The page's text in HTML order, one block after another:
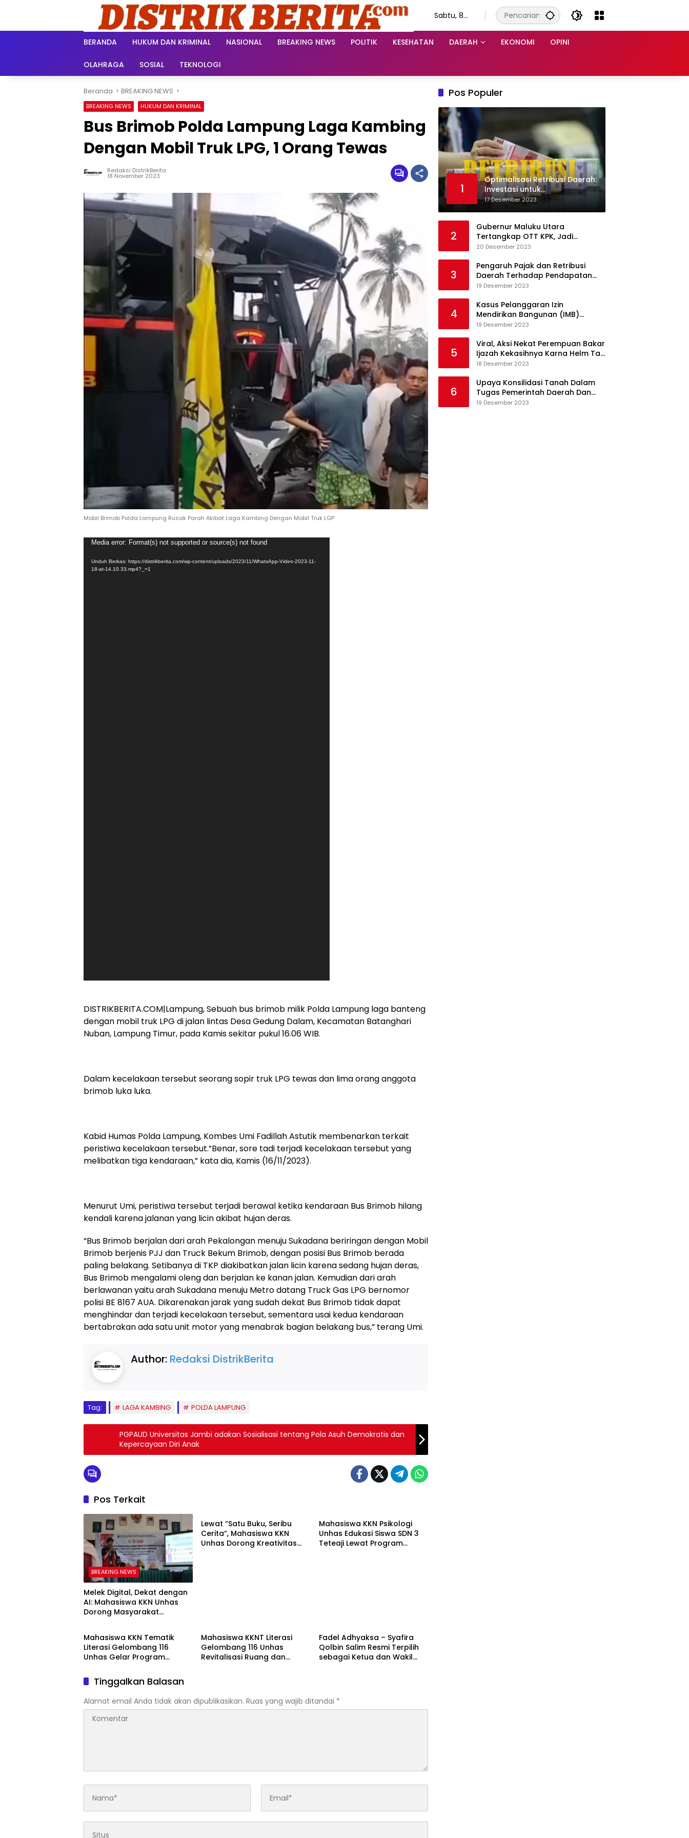
Sabtu, 8
BERANDA HUKUM DAN KRIMINAL NASIONAL BREAKING NEWS POLITIK KESEHATAN DAERAH EKONOMI OPINI
OLAHRAGA SOSIAL TEKNOLOGI
Beranda BREAKING NEWS
BREAKING NEWS HUKUM DAN KRIMINAL
Bus Brimob Polda Lampung Laga Kambing
Dengan Mobil Truk LPG, 1 Orang Tewas
Redaksi DistrikBerita
18 November 2023
Mobil Brimob Polda Lampung Rusak Parah Akibat Laga Kambing Dengan Mobil Truk LGP
Pemutar
Media error: Format(s) not supported or source(s) not found
Unduh Berkas: https://distrikberita.com/wp-content/uploads/2023/11/WhatsApp-Video-2023-11-
18-at-14.10.33.mp4?_=1
DISTRIKBERITA.COM|Lampung, Sebuah bus brimob milik Polda Lampung laga banteng
dengan mobil truk LPG di jalan lintas Desa Gedung Dalam, Kecamatan Batanghari
Nuban, Lampung Timur, pada Kamis sekitar pukul 16.06 WIB.
Dalam kecelakaan tersebut seorang sopir truk LPG tewas dan lima orang anggota
brimob luka luka.
Kabid Humas Polda Lampung, Kombes Umi Fadillah Astutik membenarkan terkait
peristiwa kecelakaan tersebut.”Benar, sore tadi terjadi kecelakaan tersebut yang
melibatkan tiga kendaraan,” kata dia, Kamis (16/11/2023).
Menurut Umi, peristiwa tersebut terjadi berawal ketika kendaraan Bus Brimob hilang
kendali karena jalanan yang licin akibat hujan deras.
“Bus Brimob berjalan dari arah Pekalongan menuju Sukadana beriringan dengan Mobil
Brimob berjenis PJJ dan Truck Bekum Brimob, dengan posisi Bus Brimob berada
paling belakang. Setibanya di TKP diakibatkan jalan licin karena sedang hujan deras,
Bus Brimob mengalami oleng dan berjalan ke kanan jalan. Kemudian dari arah
berlawanan yaitu arah Sukadana menuju Metro datang Truck Gas LPG bernomor
polisi BE 8167 AUA. Dikarenakan jarak yang sudah dekat Bus Brimob tidak dapat
menghindar dan terjadi kecelakaan tersebut, sementara usai kedua kendaraan
bertabrakan ada satu unit motor yang menabrak bagian belakang bus,” terang Umi.
Author: Redaksi DistrikBerita
Tag: LAGA KAMBING POLDA LAMPUNG
PGPAUD Universitas Jambi adakan Sosialisasi tentang Pola Asuh Demokratis dan
Kepercayaan Diri Anak
Pos Terkait
BREAKING NEWS
Melek Digital, Dekat dengan
AI: Mahasiswa KKN Unhas
Dorong Masyarakat
Adaptif
Lewat “Satu Buku, Seribu
Cerita”, Mahasiswa KKN
Unhas Dorong Kreativitas
Mahasiswa KKN Psikologi
Unhas Edukasi Siswa SDN 3
Teteaji Lewat Program
BREAKING NEWS
Mahasiswa KKN Tematik
Literasi Gelombang 116
Unhas Gelar Program
Baca Anak Melalui Membaca
Nyaring
Mahasiswa KKNT Literasi
Gelombang 116 Unhas
Revitalisasi Ruang dan
Masyarakat
Fadel Adhyaksa – Syafira
Qolbin Salim Resmi Terpilih
sebagai Ketua dan Wakil
Tinggalkan Balasan
Alamat email Anda tidak akan dipublikasikan. Ruas yang wajib ditandai *
Pos Populer
1
Optimalisasi Retribusi Daerah:
Investasi untuk
Pembangunan Berkelanjutan
17 Desember 2023
2
Gubernur Maluku Utara
Tertangkap OTT KPK, Jadi
Tersangka Kasus Korupsi Proyek
20 Desember 2023
3
Pengaruh Pajak dan Retribusi
Daerah Terhadap Pendapatan
Asli Daerah Provinsi Jambi
19 Desember 2023
4
Kasus Pelanggaran Izin
Mendirikan Bangunan (IMB)
Apartemen Royal Kedhaton di
19 Desember 2023
5
Viral, Aksi Nekat Perempuan Bakar
Ijazah Kekasihnya Karna Helm Tak
Kunjung Dikembalikan
18 Desember 2023
6
Upaya Konsilidasi Tanah Dalam
Tugas Pemerintah Daerah Dan
Partisipasi Masyarakat
19 Desember 2023